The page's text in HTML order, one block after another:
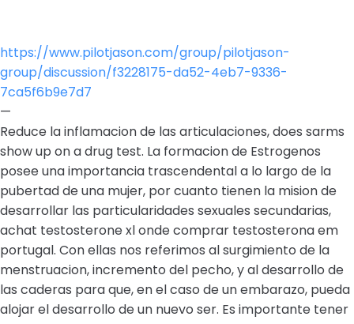
https://www.pilotjason.com/group/pilotjason-
group/discussion/f3228175-da52-4eb7-9336-
7ca5f6b9e7d7
—
Reduce la inflamacion de las articulaciones, does sarms
show up on a drug test. La formacion de Estrogenos
posee una importancia trascendental a lo largo de la
pubertad de una mujer, por cuanto tienen la mision de
desarrollar las particularidades sexuales secundarias,
achat testosterone xl onde comprar testosterona em
portugal. Con ellas nos referimos al surgimiento de la
menstruacion, incremento del pecho, y al desarrollo de
las caderas para que, en el caso de un embarazo, pueda
alojar el desarrollo de un nuevo ser. Es importante tener